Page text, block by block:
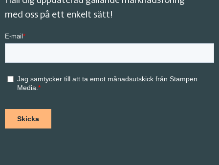
med oss på ett enkelt sätt!